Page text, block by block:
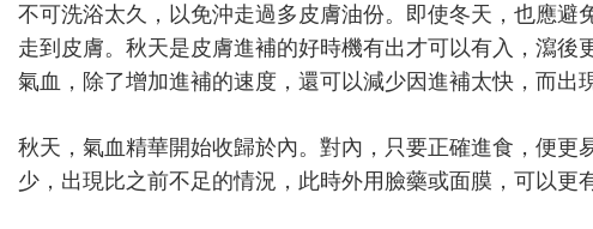
不可洗浴太久，以免沖走過多皮膚油份。即使冬天，也應
走到皮膚。秋天是皮膚進補的好時機有出才可以有入，瀉
氣血，除了增加進補的速度，還可以減少因進補太快，而出
秋天，氣血精華開始收歸於內。對內，只要正確進食，便
少，出現比之前不足的情況，此時外用臉藥或面膜，可以更